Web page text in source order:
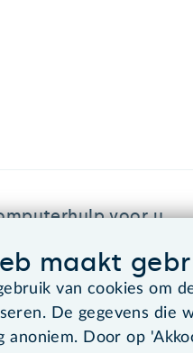
voor u.
maakt
van cookies om
De gegevens die
anoniem. Door op